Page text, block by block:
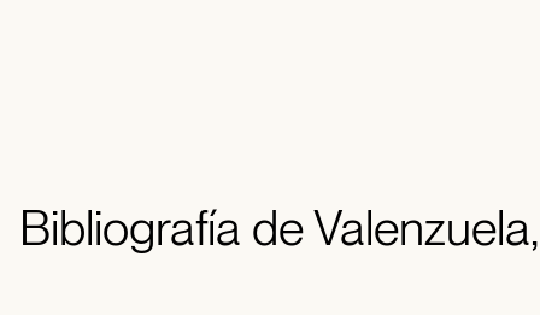
Bibliografía de